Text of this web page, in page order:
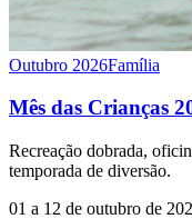
Outubro 2026Família
Mês das Crianças
Recreação dobrada,
temporada de diversão.
01 a 12 de outubro de